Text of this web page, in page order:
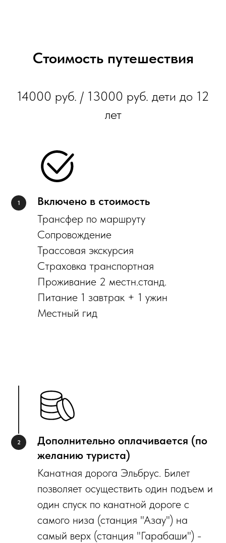
Стоимость путешествия
14000 руб. / 13000 руб. дети до 12
лет
Включено в стоимость
Трансфер по маршруту
Сопровождение
Трассовая экскурсия
Страховка транспортная
Проживание 2 местн.станд.
Питание 1 завтрак + 1 ужин
Местный гид
Дополнительно оплачивается (по
желанию туриста)
Канатная дорога Эльбрус. Билет
позволяет осуществить один подъем и
один спуск по канатной дороге с
самого низа (станция "Азау") на
самый верх (станция "Гарабаши") -